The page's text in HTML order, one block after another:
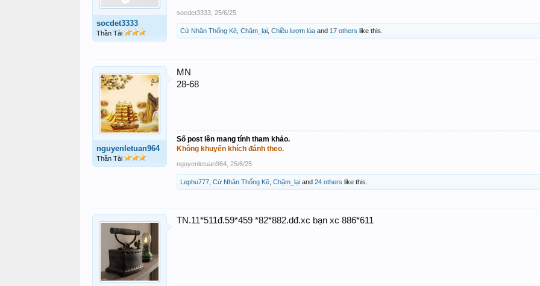
socdet3333
Thần Tài
socdet3333 25/6/25
Cử Nhân Thống Kê Chậm_lại Chiều lượm lúa and 17 others like this.
nguyenletuan964
Thần Tài
MN
28-68
Số post lên mang tính tham khảo.
Không khuyến khích đánh theo.
nguyenletuan964 25/6/25
Lephu777 Cử Nhân Thống Kê Chậm_lại and 24 others like this.
TN.11*511đ.59*459 *82*882.dđ.xc bạn xc 886*611